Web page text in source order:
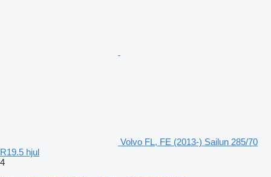
Volvo FL, FE (2013-) Sailun 285/70
R19.5 hjul
4